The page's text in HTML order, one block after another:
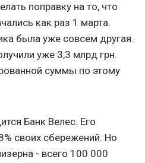
поправку на то, что
как раз 1 марта.
была уже совсем другая.
уже 3,3 млрд грн.
суммы по этому
Банк Велес. Его
своих сбережений. Но
- всего 100 000